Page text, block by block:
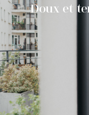
Doux et